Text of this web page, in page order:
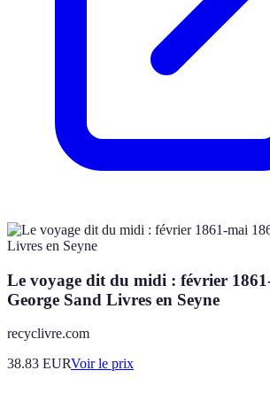
Le voyage dit du midi : février
George Sand Livres en Seyne
recyclivre.com
38.83 EURVoir le prix